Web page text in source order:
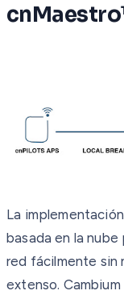
La
basada en la
red fácilmente sin
extenso.